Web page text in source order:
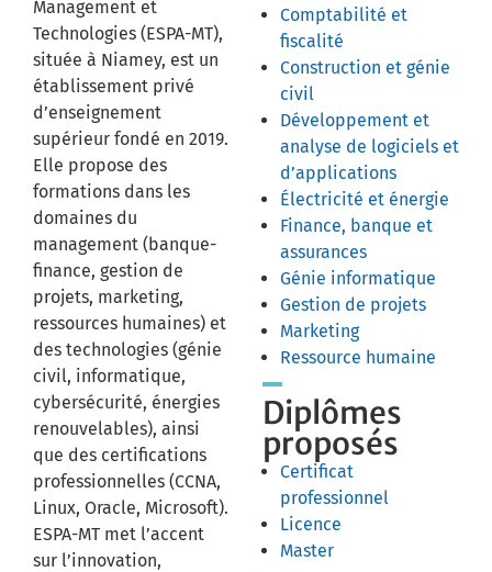
Management et
Technologies (ESPA-MT),
située à Niamey, est un
établissement privé
d’enseignement
supérieur fondé en 2019.
Elle propose des
formations dans les
domaines du
management (banque-
finance, gestion de
projets, marketing,
ressources humaines) et
des technologies (génie
civil, informatique,
cybersécurité, énergies
renouvelables), ainsi
que des certifications
professionnelles (CCNA,
Linux, Oracle, Microsoft).
ESPA-MT met l’accent
sur l’innovation,
Comptabilité et
fiscalité
Construction et génie
civil
Développement et
analyse de logiciels et
d’applications
Électricité et énergie
Finance, banque et
assurances
Génie informatique
Gestion de projets
Marketing
Ressource humaine
Diplômes
proposés
Certificat
professionnel
Licence
Master